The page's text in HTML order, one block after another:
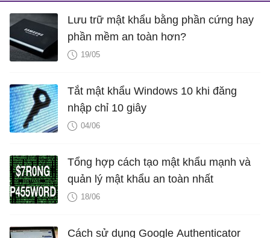
Lưu trữ mật khẩu bằng phần cứng hay
phần mềm an toàn hơn?
19/05
Tắt mật khẩu Windows 10 khi đăng
nhập chỉ 10 giây
04/06
Tổng hợp cách tạo mật khẩu mạnh và
quản lý mật khẩu an toàn nhất
18/06
Cách sử dụng Google Authenticator